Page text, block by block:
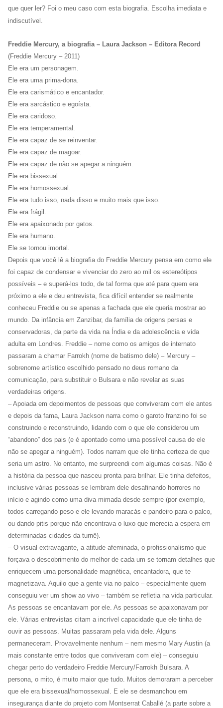
que quer ler? Foi o meu caso com esta biografia. Escolha imediata e
indiscutível.
Freddie Mercury, a biografia – Laura Jackson – Editora Record
(Freddie Mercury – 2011)
Ele era um personagem.
Ele era uma prima-dona.
Ele era carismático e encantador.
Ele era sarcástico e egoísta.
Ele era caridoso.
Ele era temperamental.
Ele era capaz de se reinventar.
Ele era capaz de magoar.
Ele era capaz de não se apegar a ninguém.
Ele era bissexual.
Ele era homossexual.
Ele era tudo isso, nada disso e muito mais que isso.
Ele era frágil.
Ele era apaixonado por gatos.
Ele era humano.
Ele se tornou imortal.
Depois que você lê a biografia do Freddie Mercury pensa em como ele
foi capaz de condensar e vivenciar do zero ao mil os estereótipos
possíveis – e superá-los todo, de tal forma que até para quem era
próximo a ele e deu entrevista, fica difícil entender se realmente
conheceu Freddie ou se apenas a fachada que ele queria mostrar ao
mundo. Da infância em Zanzibar, da família de origens persas e
conservadoras, da parte da vida na Índia e da adolescência e vida
adulta em Londres. Freddie – nome como os amigos de internato
passaram a chamar Farrokh (nome de batismo dele) – Mercury –
sobrenome artístico escolhido pensado no deus romano da
comunicação, para substituir o Bulsara e não revelar as suas
verdadeiras origens.
– Apoiada em depoimentos de pessoas que conviveram com ele antes
e depois da fama, Laura Jackson narra como o garoto franzino foi se
construindo e reconstruindo, lidando com o que ele considerou um
“abandono” dos pais (e é apontado como uma possível causa de ele
não se apegar a ninguém). Todos narram que ele tinha certeza de que
seria um astro. No entanto, me surpreendi com algumas coisas. Não é
a história da pessoa que nasceu pronta para brilhar. Ele tinha defeitos,
inclusive várias pessoas se lembram dele desafinando horrores no
início e agindo como uma diva mimada desde sempre (por exemplo,
todos carregando peso e ele levando maracás e pandeiro para o palco,
ou dando pitis porque não encontrava o luxo que merecia a espera em
determinadas cidades da turnê).
– O visual extravagante, a atitude afeminada, o profissionalismo que
forçava o descobrimento do melhor de cada um se tornam detalhes que
enriquecem uma personalidade magnética, encantadora, que te
magnetizava. Aquilo que a gente via no palco – especialmente quem
conseguiu ver um show ao vivo – também se refletia na vida particular.
As pessoas se encantavam por ele. As pessoas se apaixonavam por
ele. Várias entrevistas citam a incrível capacidade que ele tinha de
ouvir as pessoas. Muitas passaram pela vida dele. Alguns
permaneceram. Provavelmente nenhum – nem mesmo Mary Austin (a
mais constante entre todos que conviveram com ele) – conseguiu
chegar perto do verdadeiro Freddie Mercury/Farrokh Bulsara. A
persona, o mito, é muito maior que tudo. Muitos demoraram a perceber
que ele era bissexual/homossexual. E ele se desmanchou em
insegurança diante do projeto com Montserrat Caballé (a parte sobre a